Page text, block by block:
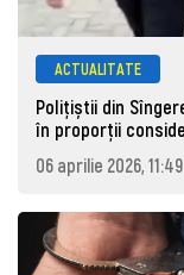
ACTUALITATE
Polițiștii din
în proporții
06 aprilie 2026, 11:49